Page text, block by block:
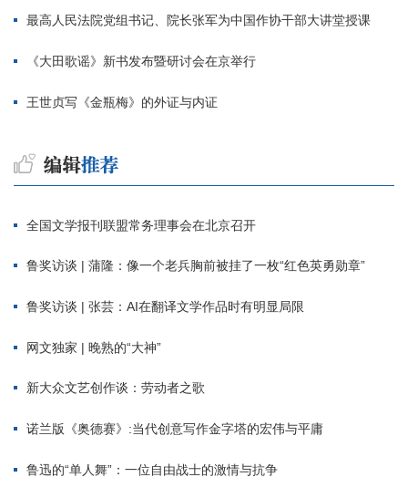
最高人民法院党组书记、院长张军为中国作协干部大讲堂授课
《大田歌谣》新书发布暨研讨会在京举行
王世贞写《金瓶梅》的外证与内证
全国文学报刊联盟常务理事会在北京召开
鲁奖访谈 | 蒲隆：像一个老兵胸前被挂了一枚“红色英勇勋章”
鲁奖访谈 | 张芸：AI在翻译文学作品时有明显局限
网文独家 | 晚熟的“大神”
新大众文艺创作谈：劳动者之歌
诺兰版《奥德赛》:当代创意写作金字塔的宏伟与平庸
鲁迅的“单人舞”：一位自由战士的激情与抗争